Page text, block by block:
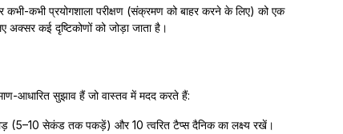
कभी-कभी प्रयोगशाला परीक्षण (संक्रमण को बाहर करने के लिए) को एक
अक्सर कई दृष्टिकोणों को जोड़ा जाता है।
आधारित सुझाव हैं जो वास्तव में मदद करते हैं:
(5–10 सेकंड तक पकड़ें) और 10 त्वरित टैप्स दैनिक का लक्ष्य रखें।